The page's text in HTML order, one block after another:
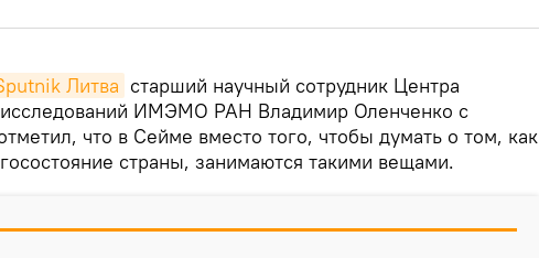
Литва старший научный сотрудник Центра
исследований ИМЭМО РАН Владимир Оленченко с
что в Сейме вместо того, чтобы думать о том, как
страны, занимаются такими вещами.